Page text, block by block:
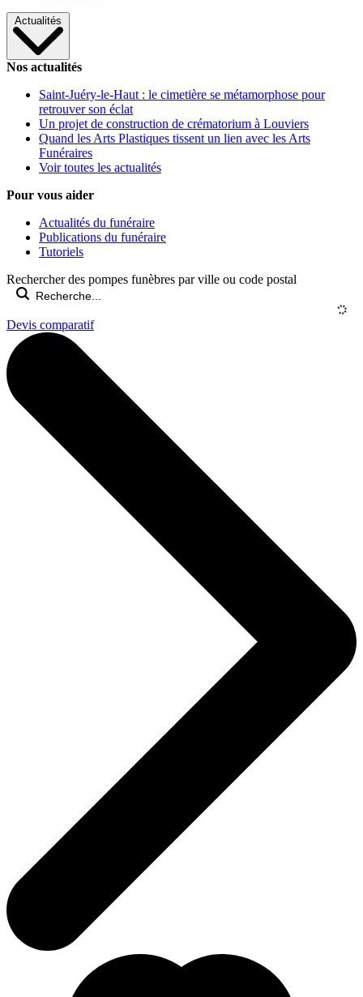
Actualités
Nos actualités
Saint-Juéry-le-Haut : le cimetière se métamorphose pour
retrouver son éclat
Un projet de construction de crématorium à Louviers
Quand les Arts Plastiques tissent un lien avec les Arts
Funéraires
Voir toutes les actualités
Pour vous aider
Actualités du funéraire
Publications du funéraire
Tutoriels
Rechercher des pompes funèbres par ville ou code postal
Devis comparatif